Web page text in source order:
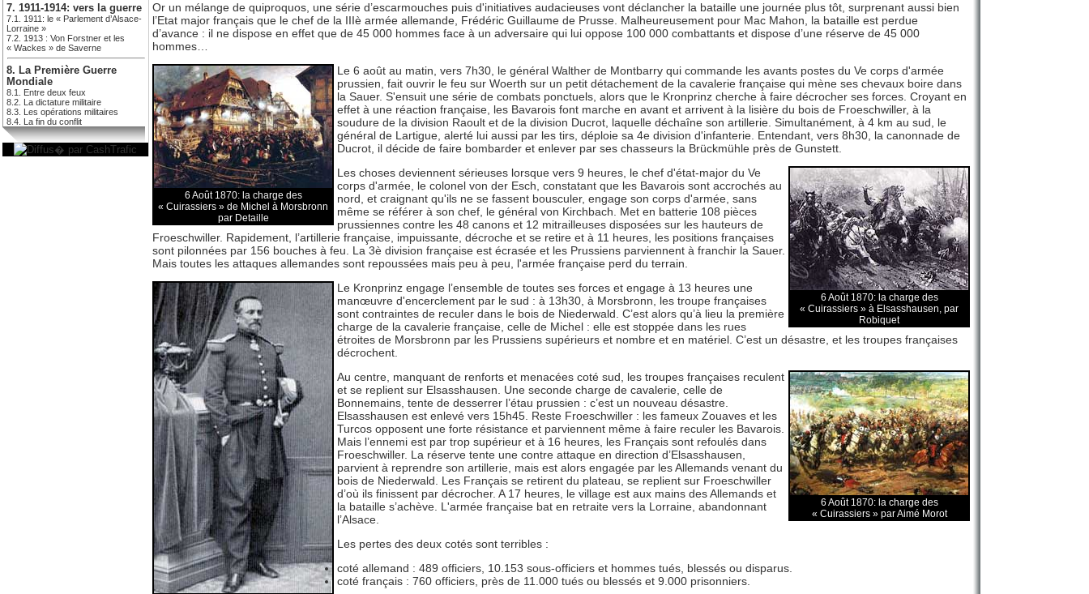
7. 1911-1914: vers la guerre
7.1. 1911: le « Parlement d’Alsace-
Lorraine »
7.2. 1913 : Von Forstner et les
« Wackes » de Saverne
8. La Première Guerre
Mondiale
8.1. Entre deux feux
8.2. La dictature militaire
8.3. Les opérations militaires
8.4. La fin du conflit
Or un mélange de quiproquos, une série d’escarmouches puis d'initiatives audacieuses vont déclancher la bataille une journée plus tôt, surprenant aussi bien
l’Etat major français que le chef de la IIIè armée allemande, Frédéric Guillaume de Prusse. Malheureusement pour Mac Mahon, la bataille est perdue
d’avance : il ne dispose en effet que de 45 000 hommes face à un adversaire qui lui oppose 100 000 combattants et dispose d’une réserve de 45 000
hommes…
6 Août 1870: la charge des
« Cuirassiers » de Michel à Morsbronn
par Detaille
Le 6 août au matin, vers 7h30, le général Walther de Montbarry qui commande les avants postes du Ve corps d'armée
prussien, fait ouvrir le feu sur Woerth sur un petit détachement de la cavalerie française qui mène ses chevaux boire dans
la Sauer. S'ensuit une série de combats ponctuels, alors que le Kronprinz cherche à faire décrocher ses forces. Croyant en
effet à une réaction française, les Bavarois font marche en avant et arrivent à la lisière du bois de Froeschwiller, à la
soudure de la division Raoult et de la division Ducrot, laquelle déchaîne son artillerie. Simultanément, à 4 km au sud, le
général de Lartigue, alerté lui aussi par les tirs, déploie sa 4e division d'infanterie. Entendant, vers 8h30, la canonnade de
Ducrot, il décide de faire bombarder et enlever par ses chasseurs la Brückmühle près de Gunstett.
6 Août 1870: la charge des
« Cuirassiers » à Elsasshausen, par
Robiquet
Les choses deviennent sérieuses lorsque vers 9 heures, le chef d'état-major du Ve
corps d'armée, le colonel von der Esch, constatant que les Bavarois sont accrochés au
nord, et craignant qu'ils ne se fassent bousculer, engage son corps d'armée, sans
même se référer à son chef, le général von Kirchbach. Met en batterie 108 pièces
prussiennes contre les 48 canons et 12 mitrailleuses disposées sur les hauteurs de
Froeschwiller. Rapidement, l’artillerie française, impuissante, décroche et se retire et à 11 heures, les positions françaises
sont pilonnées par 156 bouches à feu. La 3è division française est écrasée et les Prussiens parviennent à franchir la Sauer.
Mais toutes les attaques allemandes sont repoussées mais peu à peu, l'armée française perd du terrain.
Le Kronprinz engage l’ensemble de toutes ses forces et engage à 13 heures une
manœuvre d'encerclement par le sud : à 13h30, à Morsbronn, les troupe françaises
sont contraintes de reculer dans le bois de Niederwald. C’est alors qu’à lieu la première
charge de la cavalerie française, celle de Michel : elle est stoppée dans les rues
étroites de Morsbronn par les Prussiens supérieurs et nombre et en matériel. C’est un désastre, et les troupes françaises
décrochent.
6 Août 1870: la charge des
« Cuirassiers » par Aimé Morot
Au centre, manquant de renforts et menacées coté sud, les troupes françaises reculent
et se replient sur Elsasshausen. Une seconde charge de cavalerie, celle de
Bonnemains, tente de desserrer l’étau prussien : c’est un nouveau désastre.
Elsasshausen est enlevé vers 15h45. Reste Froeschwiller : les fameux Zouaves et les
Turcos opposent une forte résistance et parviennent même à faire reculer les Bavarois.
Mais l’ennemi est par trop supérieur et à 16 heures, les Français sont refoulés dans
Froeschwiller. La réserve tente une contre attaque en direction d’Elsasshausen,
parvient à reprendre son artillerie, mais est alors engagée par les Allemands venant du
bois de Niederwald. Les Français se retirent du plateau, se replient sur Froeschwiller
d’où ils finissent par décrocher. A 17 heures, le village est aux mains des Allemands et
la bataille s’achève. L'armée française bat en retraite vers la Lorraine, abandonnant
l’Alsace.
Les pertes des deux cotés sont terribles :
coté allemand : 489 officiers, 10.153 sous-officiers et hommes tués, blessés ou disparus.
coté français : 760 officiers, près de 11.000 tués ou blessés et 9.000 prisonniers.